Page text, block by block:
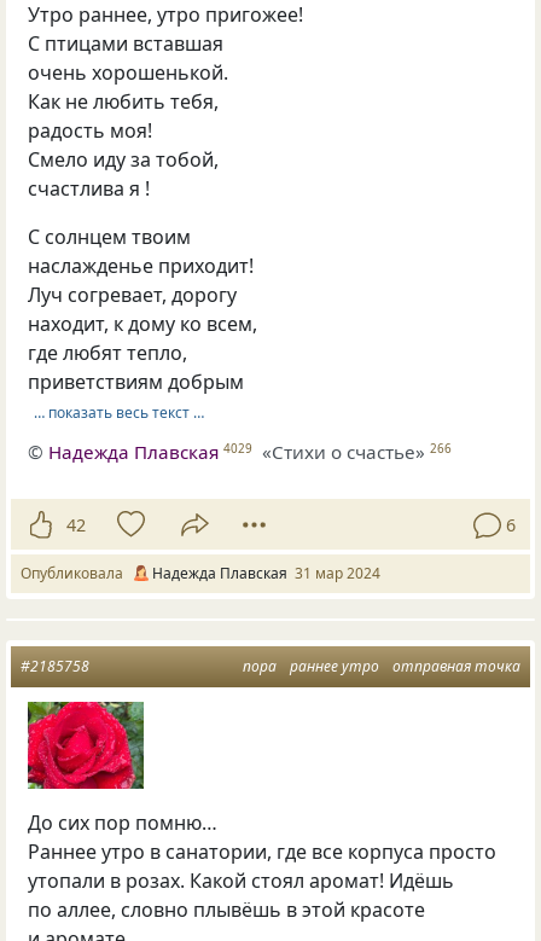
Утро раннее, утро пригожее!
С птицами вставшая
очень хорошенькой.
Как не любить тебя,
радость моя!
Смело иду за тобой,
счастлива я !
С солнцем твоим
наслажденье приходит!
Луч согревает, дорогу
находит, к дому ко всем,
где любят тепло,
приветствиям добрым
… показать весь текст …
© Надежда Плавская 4029 «Стихи о счастье» 266
42 6
Опубликовала Надежда Плавская 31 мар 2024
пора раннее утро отправная точка
#2185758
До сих пор помню…
Раннее утро в санатории, где все корпуса просто
утопали в розах. Какой стоял аромат! Идёшь
по аллее, словно плывёшь в этой красоте